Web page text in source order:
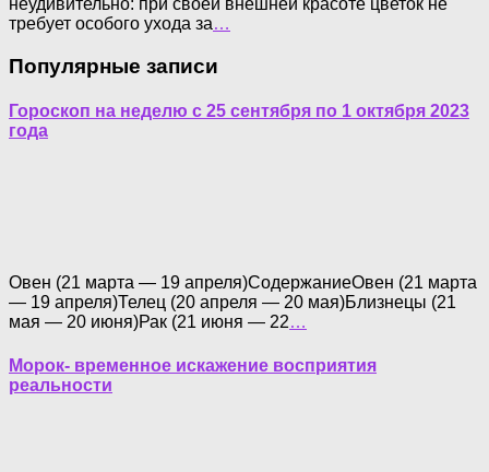
неудивительно: при своей внешней красоте цветок не
требует особого ухода за…
Популярные записи
Гороскоп на неделю с 25 сентября по 1 октября 2023
года
Овен (21 марта — 19 апреля)СодержаниеОвен (21 марта
— 19 апреля)Телец (20 апреля — 20 мая)Близнецы (21
мая — 20 июня)Рак (21 июня — 22…
Морок- временное искажение восприятия
реальности